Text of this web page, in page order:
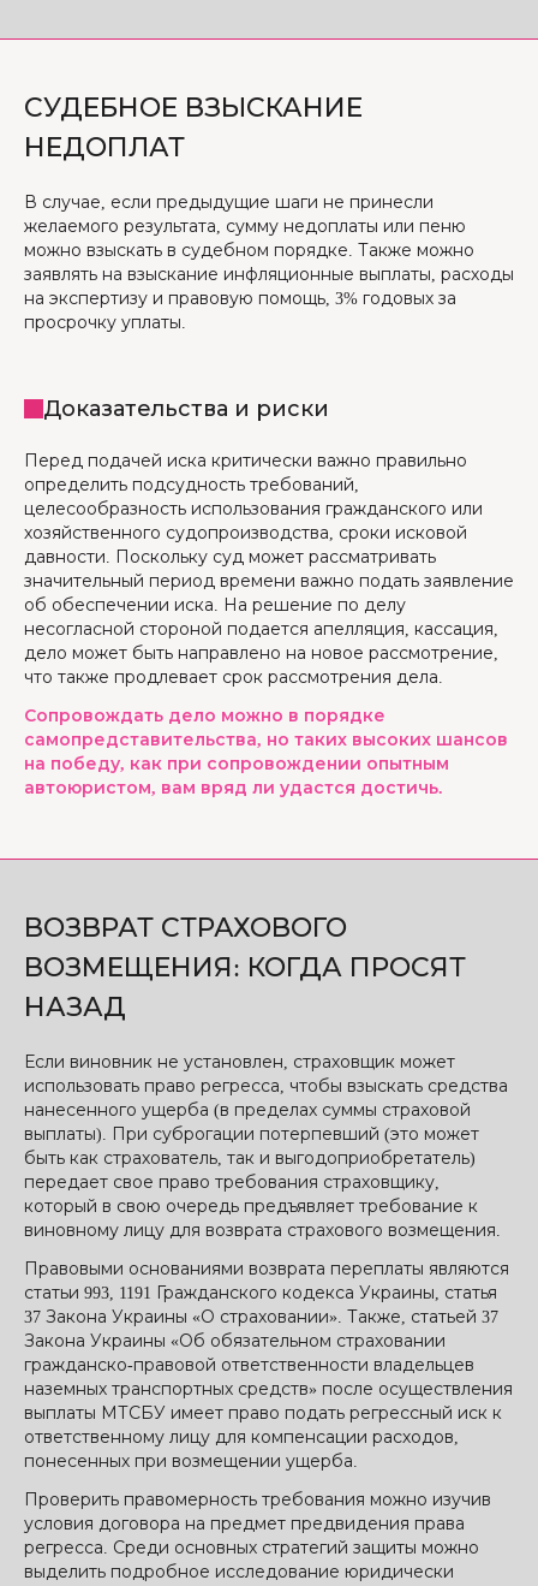
СУДЕБНОЕ ВЗЫСКАНИЕ
НЕДОПЛАТ
В случае, если предыдущие шаги не принесли
желаемого результата, сумму недоплаты или пеню
можно взыскать в судебном порядке. Также можно
заявлять на взыскание инфляционные выплаты, расходы
на экспертизу и правовую помощь, 3% годовых за
просрочку уплаты.
Доказательства и риски
Перед подачей иска критически важно правильно
определить подсудность требований,
целесообразность использования гражданского или
хозяйственного судопроизводства, сроки исковой
давности. Поскольку суд может рассматривать
значительный период времени важно подать заявление
об обеспечении иска. На решение по делу
несогласной стороной подается апелляция, кассация,
дело может быть направлено на новое рассмотрение,
что также продлевает срок рассмотрения дела.
Сопровождать дело можно в порядке
самопредставительства, но таких высоких шансов
на победу, как при сопровождении опытным
автоюристом, вам вряд ли удастся достичь.
ВОЗВРАТ СТРАХОВОГО
ВОЗМЕЩЕНИЯ: КОГДА ПРОСЯТ
НАЗАД
Если виновник не установлен, страховщик может
использовать право регресса, чтобы взыскать средства
нанесенного ущерба (в пределах суммы страховой
выплаты). При суброгации потерпевший (это может
быть как страхователь, так и выгодоприобретатель)
передает свое право требования страховщику,
который в свою очередь предъявляет требование к
виновному лицу для возврата страхового возмещения.
Правовыми основаниями возврата переплаты являются
статьи 993, 1191 Гражданского кодекса Украины, статья
37 Закона Украины «О страховании». Также, статьей 37
Закона Украины «Об обязательном страховании
гражданско-правовой ответственности владельцев
наземных транспортных средств» после осуществления
выплаты МТСБУ имеет право подать регрессный иск к
ответственному лицу для компенсации расходов,
понесенных при возмещении ущерба.
Проверить правомерность требования можно изучив
условия договора на предмет предвидения права
регресса. Среди основных стратегий защиты можно
выделить подробное исследование юридически